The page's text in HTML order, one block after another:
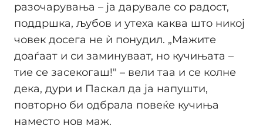
разочарувања – ја дарувале со радост,
поддршка, љубов и утеха каква што никој
човек досега не ѝ понудил. „Мажите
доаѓаат и си заминуваат, но кучињата –
тие се засекогаш!" – вели таа и се колне
дека, дури и Паскал да ја напушти,
повторно би одбрала повеќе кучиња
наместо нов маж.